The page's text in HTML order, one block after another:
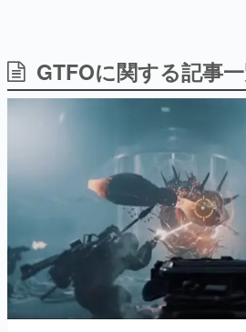
日本のコンテンツ産業やカル
画です。
日本モバイルゲーム産業
日本のモバイルゲーム史に
ルを網羅するほか、開発者
解説を掲載。約20年の歴史
若ゲのいたり〜ゲーム
『うつヌケ』『ペンと箸』
一先生によるゲーム業界レポ
なんでゲームは面白い
ゲーム開発者・hamatsu氏が
具体的な形から解き明かし
です。
GTFOに関する記事